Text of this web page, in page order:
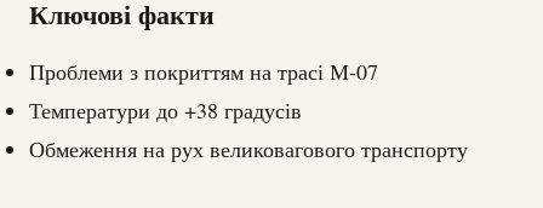
Ключові факти
Проблеми з покриттям на трасі М-07
Температури до +38 градусів
Обмеження на рух великовагового транспорту